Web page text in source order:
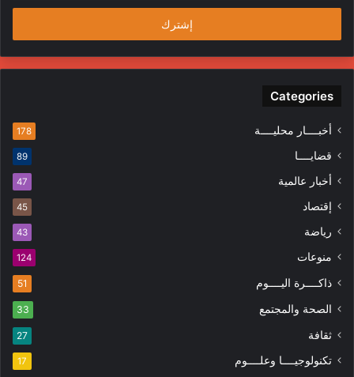
الإلكتروني
Categories
أخبــــار محليــــة 178
قضايــــا 89
أخبار عالمية 47
إقتصاد 45
رياضة 43
منوعات 124
ذاكــــرة اليــــوم 51
الصحة والمجتمع 33
ثقافة 27
تكنولوجيــــا وعلــــوم 17